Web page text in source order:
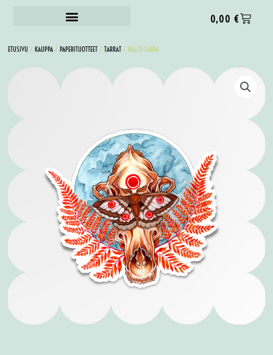
0,00 €
ETUSIVU / KAUPPA / PAPERITUOTTEET / TARRAT / KALLO-TARRA